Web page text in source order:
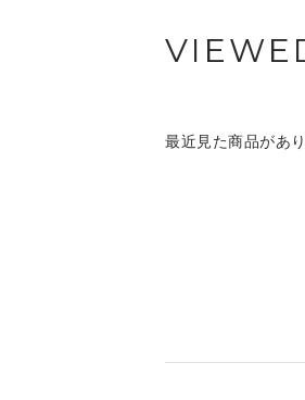
最近見た商品があり